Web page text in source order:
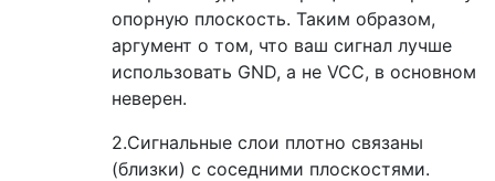
опорную плоскость. Таким образом,
аргумент о том, что ваш сигнал лучше
использовать GND, а не VCC, в основном
неверен.
2.Сигнальные слои плотно связаны
(близки) с соседними плоскостями.